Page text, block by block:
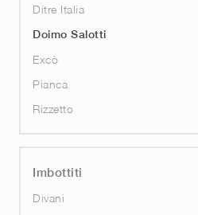
Ditre Italia
Doimo Salotti
Excò
Pianca
Rizzetto
Imbottiti
Divani